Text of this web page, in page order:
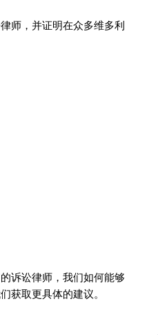
师，并证明在众多维多利
诉讼律师，我们如何能够
获取更具体的建议。